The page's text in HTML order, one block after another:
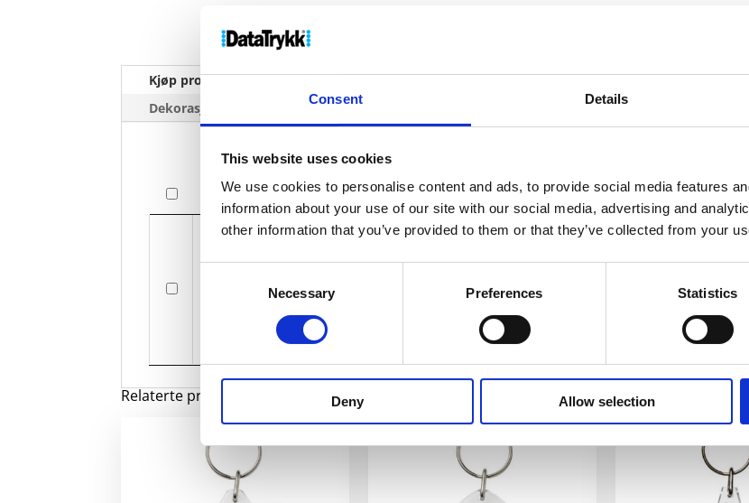
Consent Details
This website uses cookies
We use cookies to personalise content and ads, to provide social media features
information about your use of our site with our social media, advertising and
other information that you’ve provided to them or that they’ve collected from your
Necessary Preferences Statistics
Deny Allow selection
Kjøp produkt uten print Ekstra informasjon Send forespørsel om produkt
Dekorasjonpriser
Bilde Navn På lager
Bilde
Navn På lager
Barrie hjerne-avspenningsleke - Hvit På lager
Relaterte produkter